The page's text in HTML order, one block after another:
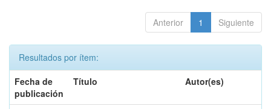
Anterior 1 Siguiente
Resultados por ítem:
Fecha de
publicación
Título Autor(es)